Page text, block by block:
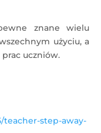
znane wielu
użyciu, a
uczniów.
step-away-